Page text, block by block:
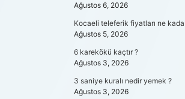
Ağustos 6, 2026
Kocaeli teleferik fiyatları ne
Ağustos 5, 2026
6 karekökü kaçtır ?
Ağustos 3, 2026
3 saniye kuralı nedir yemek ?
Ağustos 3, 2026